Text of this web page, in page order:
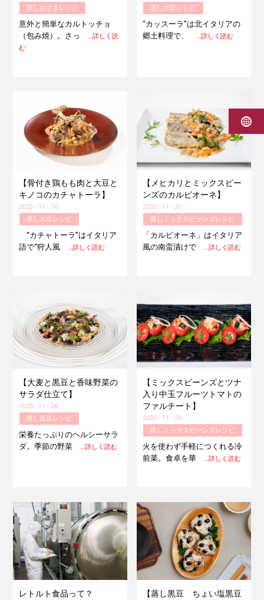
蒸しあずきレシピ
意外と簡単なカルトッチョ
（包み焼）。さっ
…詳しく読
む
蒸し大豆レシピ
“カッスーラ”は北イタリアの
郷土料理で、
…詳しく読む
【骨付き鶏もも肉と大豆と
キノコのカチャトーラ】
2025 - 11 - 26
蒸し大豆レシピ
“カチャトーラ”はイタリア
語で“狩人風
…詳しく読む
【メヒカリとミックスビー
ンズのカルピオーネ】
2025 - 11 - 26
蒸しミックスビーンズレシピ
「カルピオーネ」はイタリア
風の南蛮漬けで
…詳しく読む
【大麦と黒豆と香味野菜の
サラダ仕立て】
2025 - 11 - 26
蒸し黒豆レシピ
栄養たっぷりのヘルシーサラ
ダ。季節の野菜
…詳しく読む
【ミックスビーンズとツナ
入り中玉フルーツトマトの
ファルチート】
2025 - 11 - 26
蒸しミックスビーンズレシピ
火を使わず手軽につくれる冷
前菜。食卓を華
…詳しく読む
レトルト食品って？
【蒸し黒豆 ちょい塩黒豆